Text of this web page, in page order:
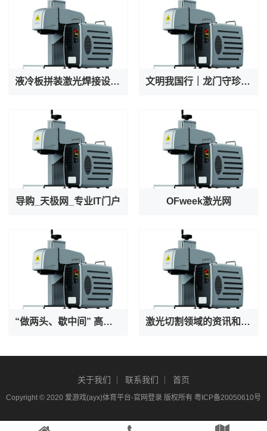
液冷板拼装激光焊接设备厂家专业出产AI服务器液冷阀焊接机 文明我国行｜龙门守珍：为千年石窟注入“数字生命力”
导购_天极网_专业IT门户 OFweek激光网
“做两头、歇中间” 高温之下守护者也在被守护 激光切割领域的资讯和技术解决方案的提供者--激光切割 - OFweek网
关于我们 联系我们 首页
Copyright © 2020 爱游戏(ayx)体育平台-官网登录 版权所有 粤ICP备20050610号